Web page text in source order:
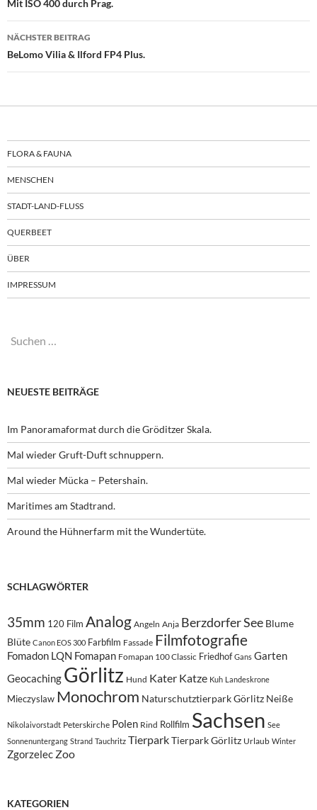
Mit ISO 400 durch Prag.
NÄCHSTER BEITRAG
BeLomo Vilia & Ilford FP4 Plus.
FLORA & FAUNA
MENSCHEN
STADT-LAND-FLUSS
QUERBEET
ÜBER
IMPRESSUM
Suchen
NEUESTE BEITRÄGE
Im Panoramaformat durch die Gröditzer Skala.
Mal wieder Gruft-Duft schnuppern.
Mal wieder Mücka – Petershain.
Maritimes am Stadtrand.
Around the Hühnerfarm mit the Wundertüte.
SCHLAGWÖRTER
35mm 120 Film Analog Angeln Anja Berzdorfer See Blume
Blüte Canon EOS 300 Farbfilm Fassade Filmfotografie
Fomadon LQN Fomapan Fomapan 100 Classic Friedhof Gans Garten
Geocaching Görlitz Hund Kater Katze Kuh Landeskrone
Mieczyslaw Monochrom Naturschutztierpark Görlitz Neiße
Nikolaivorstadt Peterskirche Polen Rind Rollfilm Sachsen See
Sonnenuntergang Strand Tauchritz TierparkTierpark Görlitz Urlaub Winter
Zgorzelec Zoo
KATEGORIEN